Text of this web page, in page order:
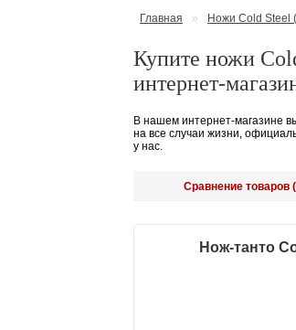
Главная » Ножи Cold Steel
Купите ножи
интернет-
В нашем интернет-магазине
на все случаи жизни,
у нас.
Сравнение товаров
Нож-танто